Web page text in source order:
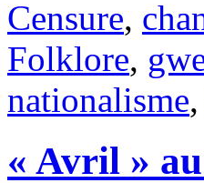
Censure,
Folklore,
nationalisme,
« Avril »